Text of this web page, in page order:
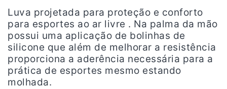
Luva projetada para proteção e conforto
para esportes ao ar livre . Na palma da mão
possui uma aplicação de bolinhas de
silicone que além de melhorar a resistência
proporciona a aderência necessária para a
prática de esportes mesmo estando
molhada.